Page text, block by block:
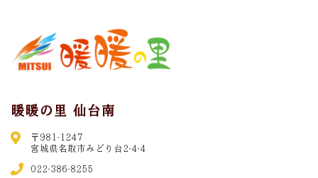
暖暖の里 仙台南
〒981-1247
宮城県名取市みどり台2-4-4
022-386-8255